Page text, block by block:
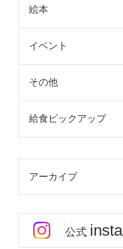
絵本
イベント
その他
給食ピックアップ
アーカイブ
公式